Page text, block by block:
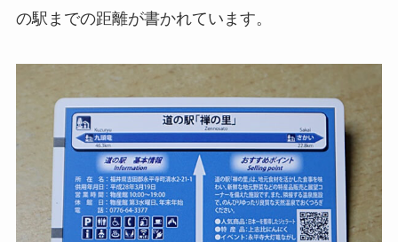
の駅までの距離が書かれています。